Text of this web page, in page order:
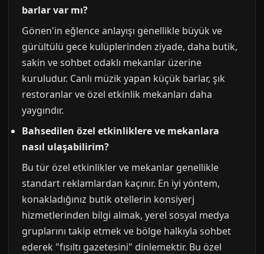
barlar var mı?
Gönen'in eğlence anlayışı genellikle büyük ve
gürültülü gece kulüplerinden ziyade, daha butik,
sakin ve sohbet odaklı mekanlar üzerine
kuruludur. Canlı müzik yapan küçük barlar, şık
restoranlar ve özel etkinlik mekanları daha
yaygındır.
Bahsedilen özel etkinliklere ve mekanlara
nasıl ulaşabilirim?
Bu tür özel etkinlikler ve mekanlar genellikle
standart reklamlardan kaçınır. En iyi yöntem,
konakladığınız butik otellerin konsiyerj
hizmetlerinden bilgi almak, yerel sosyal medya
gruplarını takip etmek ve bölge halkıyla sohbet
ederek "fısıltı gazetesini" dinlemektir. Bu özel